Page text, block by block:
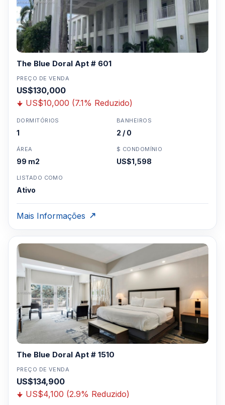
The Blue Doral Apt # 601
PREÇO DE VENDA
US$130,000
US$10,000 (7.1% Reduzido)
DORMITÓRIOS
1
BANHEIROS
2 / 0
ÁREA
99 m2
$ CONDOMÍNIO
US$1,598
LISTADO COMO
Ativo
Mais Informações
The Blue Doral Apt # 1510
PREÇO DE VENDA
US$134,900
US$4,100 (2.9% Reduzido)